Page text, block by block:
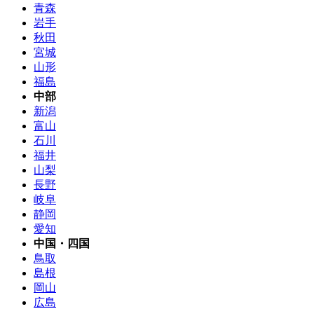
青森
岩手
秋田
宮城
山形
福島
中部
新潟
富山
石川
福井
山梨
長野
岐阜
静岡
愛知
中国・四国
鳥取
島根
岡山
広島